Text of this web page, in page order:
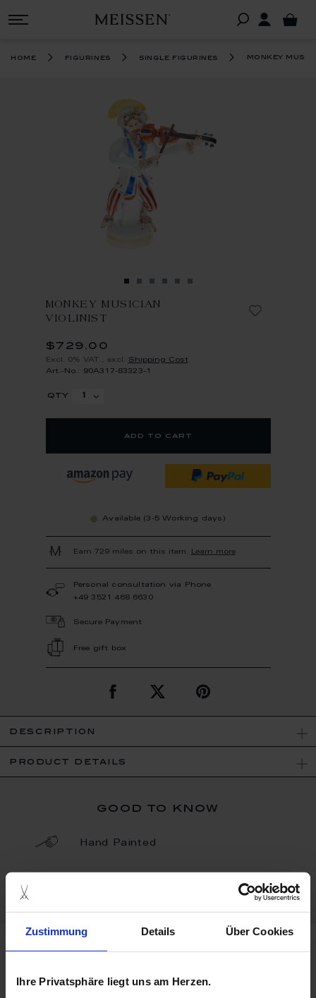
Zustimmung Details Über Cookies
Ihre Privatsphäre liegt uns am Herzen.
home figurines single figurines monkey
MONKEY MUSICIAN
VIOLINIST
$729.00
Excl. 0% VAT excl. Shipping Cost
Art.-No.: 90A317-83323-1
qty
add to cart
Available (3-5 Working days)
Earn 729 miles on this item. Learn more
Personal consultation via Phone
+49 3521 468 6630
Secure Payment
Free gift box
description
product details
good to know
Hand Painted
more products from the monkey